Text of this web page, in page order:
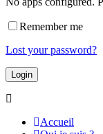
Remember me
Lost your password?
Accueil